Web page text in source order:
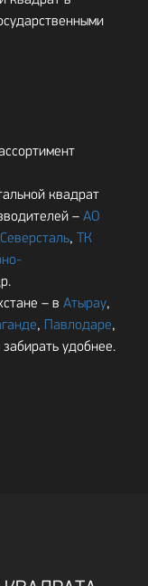
квадрат
– АО
,
ТК
– в Атырау,
, Павлодаре,
удобнее.